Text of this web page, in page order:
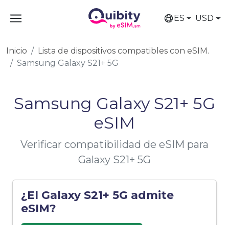
ES USD
Inicio
Lista de dispositivos compatibles con eSIM.
Samsung Galaxy S21+ 5G
Samsung Galaxy S21+ 5G
eSIM
Verificar compatibilidad de eSIM para
Galaxy S21+ 5G
¿El Galaxy S21+ 5G admite
eSIM?